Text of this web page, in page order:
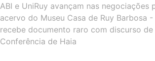
ABI e UniRuy avançam nas negociações
acervo do Museu Casa de Ruy Barbosa -
recebe documento raro com discurso de
Conferência de Haia